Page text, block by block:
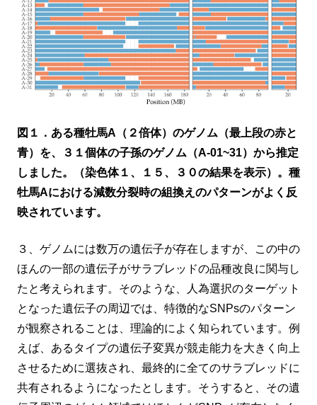
図１．ある種牡馬A（２倍体）のゲノム（最上段の赤と
青）を、３１個体の子孫のゲノム（A-01~31）から推定
しました。（染色体１、１５、３０の結果を表示）。種
牡馬Aにおける減数分裂時の組換えのパターンがよく反
映されています。
３、ゲノムには数万の遺伝子が存在しますが、この中の
ほんの一部の遺伝子がサラブレッドの品種改良に関与し
たと考えられます。そのような、人為選択のターゲット
となった遺伝子の周辺では、特徴的なSNPsのパターン
が観察されることは、理論的によく知られています。例
えば、あるタイプの遺伝子変異が競走能力を大きく向上
させるために選抜され、最終的に全てのサラブレッドに
共有されるようになったとします。そうすると、その遺